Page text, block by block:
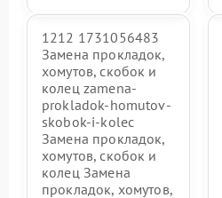
1212 1731056483
Замена прокладок,
хомутов, скобок и
колец zamena-
prokladok-homutov-
skobok-i-kolec
Замена прокладок,
хомутов, скобок и
колец Замена
прокладок, хомутов,